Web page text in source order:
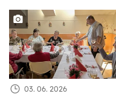
03. 06. 2026